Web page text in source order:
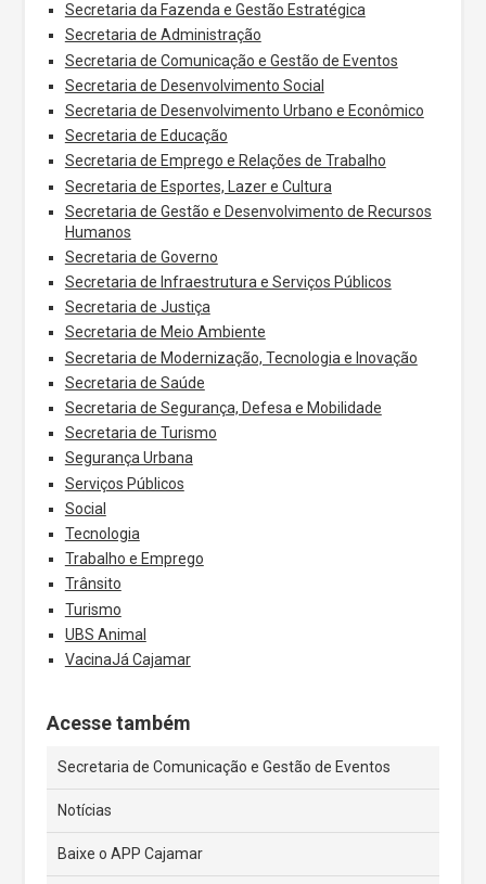
Secretaria da Fazenda e Gestão Estratégica
Secretaria de Administração
Secretaria de Comunicação e Gestão de Eventos
Secretaria de Desenvolvimento Social
Secretaria de Desenvolvimento Urbano e Econômico
Secretaria de Educação
Secretaria de Emprego e Relações de Trabalho
Secretaria de Esportes, Lazer e Cultura
Secretaria de Gestão e Desenvolvimento de Recursos
Humanos
Secretaria de Governo
Secretaria de Infraestrutura e Serviços Públicos
Secretaria de Justiça
Secretaria de Meio Ambiente
Secretaria de Modernização, Tecnologia e Inovação
Secretaria de Saúde
Secretaria de Segurança, Defesa e Mobilidade
Secretaria de Turismo
Segurança Urbana
Serviços Públicos
Social
Tecnologia
Trabalho e Emprego
Trânsito
Turismo
UBS Animal
VacinaJá Cajamar
Acesse também
Secretaria de Comunicação e Gestão de Eventos
Notícias
Baixe o APP Cajamar